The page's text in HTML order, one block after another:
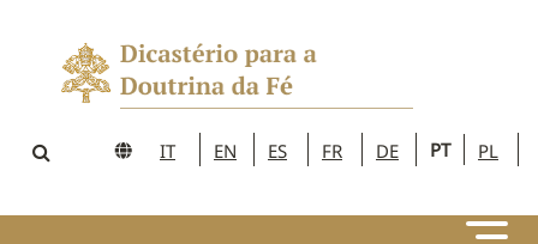
IT EN ES FR DE PT PL